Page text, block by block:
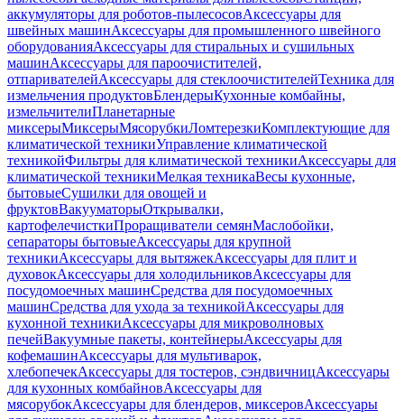
аккумуляторы для роботов-пылесосовАксессуары для
швейных машинАксессуары для промышленного швейного
оборудованияАксессуары для стиральных и сушильных
машинАксессуары для пароочистителей,
отпаривателейАксессуары для стеклоочистителейТехника для
измельчения продуктовБлендерыКухонные комбайны,
измельчителиПланетарные
миксерыМиксерыМясорубкиЛомтерезкиКомплектующие для
климатической техникиУправление климатической
техникойФильтры для климатической техникиАксессуары для
климатической техникиМелкая техникаВесы кухонные,
бытовыеСушилки для овощей и
фруктовВакууматорыОткрывалки,
картофелечисткиПроращиватели семянМаслобойки,
сепараторы бытовыеАксессуары для крупной
техникиАксессуары для вытяжекАксессуары для плит и
духовокАксессуары для холодильниковАксессуары для
посудомоечных машинСредства для посудомоечных
машинСредства для ухода за техникойАксессуары для
кухонной техникиАксессуары для микроволновых
печейВакуумные пакеты, контейнерыАксессуары для
кофемашинАксессуары для мультиварок,
хлебопечекАксессуары для тостеров, сэндвичницАксессуары
для кухонных комбайновАксессуары для
мясорубокАксессуары для блендеров, миксеровАксессуары